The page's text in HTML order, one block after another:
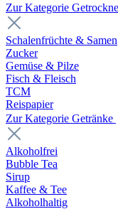
Zur Kategorie
Schalenfrüchte & Samen
Zucker
Gemüse & Pilze
Fisch & Fleisch
TCM
Reispapier
Zur Kategorie Getränke
Alkoholfrei
Bubble Tea
Sirup
Kaffee & Tee
Alkoholhaltig